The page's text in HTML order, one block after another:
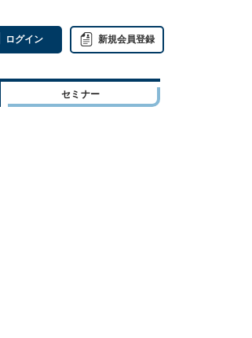
ログイン 新規会員登録
セミナー